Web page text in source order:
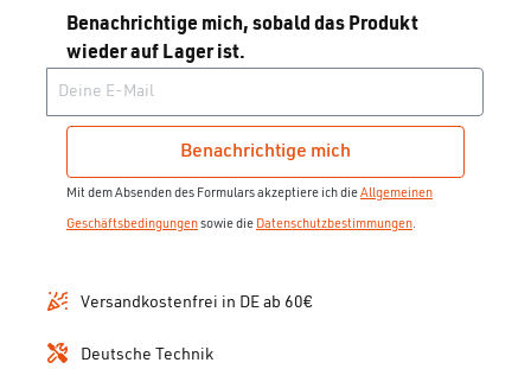
Benachrichtige mich, sobald das Produkt
wieder auf Lager ist.
Benachrichtige mich
Mit dem Absenden des Formulars akzeptiere ich dieAllgemeinen
Geschäftsbedingungensowie die Datenschutzbestimmungen.
Versandkostenfrei in DE ab 60€
Deutsche Technik